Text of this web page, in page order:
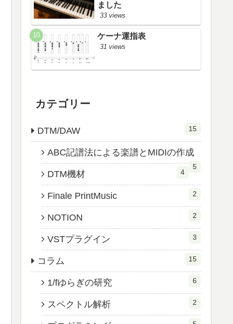
ました
33 views
ケーナ運指表
31 views
カテゴリー
DTM/DAW 15
ABC記譜法による楽譜とMIDIの作成
5
DTM機材 4
Finale PrintMusic 2
NOTION 2
VSTプラグイン 3
コラム 15
1/fゆらぎの研究 6
スペクトル解析 2